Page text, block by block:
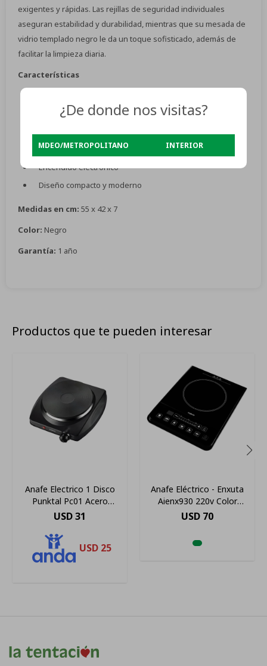
exigentes y rápidas. Las rejillas de seguridad individuales
aseguran estabilidad y durabilidad, mientras que su mesada de
vidrio templado negro le da un toque sofisticado, además de
facilitar la limpieza diaria.
Características
rendimiento de 9cm y tres quemadores de 6.5cm.
Rejillas individuales
Encendido electrónico
Diseño compacto y moderno
Medidas en cm: 55 x 42 x 7
Color: Negro
Garantía: 1 año
Productos que te pueden interesar
Anafe Electrico 1 Disco
Punktal Pc01 Acero
Inoxidable - Ltc
USD31
USD 25
Anafe Eléctrico - Enxuta
Aienx930 220v Color
Negro - 1 Hornalla
USD 70
¿De donde nos visitas?
MDEO/METROPOLITANO INTERIOR